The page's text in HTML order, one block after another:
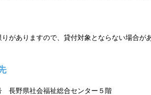
がありますので、貸付対象とならない場合が
長野県社会福祉総合センター５階